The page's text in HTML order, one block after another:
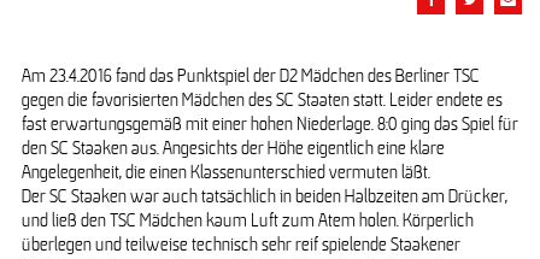
Am 23.4.2016 fand das Punktspiel der D2 Mädchen des Berliner TSC
gegen die favorisierten Mädchen des SC Staaten statt. Leider endete es
fast erwartungsgemäß mit einer hohen Niederlage. 8:0 ging das Spiel für
den SC Staaken aus. Angesichts der Höhe eigentlich eine klare
Angelegenheit, die einen Klassenunterschied vermuten läßt.
Der SC Staaken war auch tatsächlich in beiden Halbzeiten am Drücker,
und ließ den TSC Mädchen kaum Luft zum Atem holen. Körperlich
überlegen und teilweise technisch sehr reif spielende Staakener